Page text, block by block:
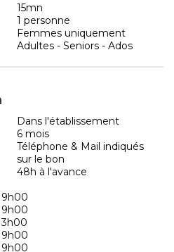
15mn
1 personne
Femmes uniquement
Adultes - Seniors - Ados
Dans l'établissement
6 mois
Téléphone & Mail indiqués
sur le bon
48h à l'avance